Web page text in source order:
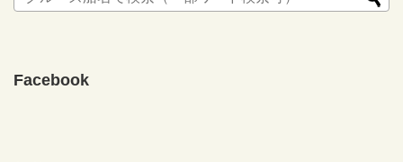
Facebook